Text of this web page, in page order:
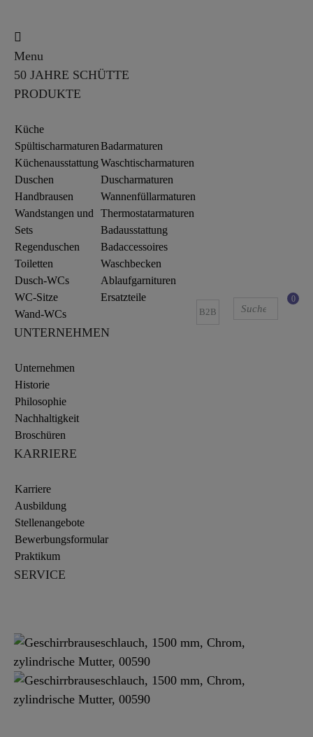
Menu
50 JAHRE SCHÜTTE
PRODUKTE
Küche
Spültischarmaturen
Küchenausstattung
Duschen
Handbrausen
Wandstangen und
Sets
Regenduschen
Toiletten
Dusch-WCs
WC-Sitze
Wand-WCs
Badarmaturen
Waschtischarmaturen
Duscharmaturen
Wannenfüllarmaturen
Thermostatarmaturen
Badausstattung
Badaccessoires
Waschbecken
Ablaufgarnituren
Ersatzteile
UNTERNEHMEN
Unternehmen
Historie
Philosophie
Nachhaltigkeit
Broschüren
KARRIERE
Karriere
Ausbildung
Stellenangebote
Bewerbungsformular
Praktikum
SERVICE
B2B
0